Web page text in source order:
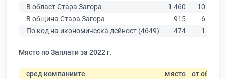
В област Стара Загора
1 460
10 079
В община Стара Загора
915
6 309
По код на икономическа дейност (4649)
474 1 440
Място по Заплати за 2022 г.
сред компаниите място от общо